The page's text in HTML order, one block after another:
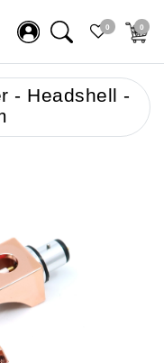
0 0
- Headshell -